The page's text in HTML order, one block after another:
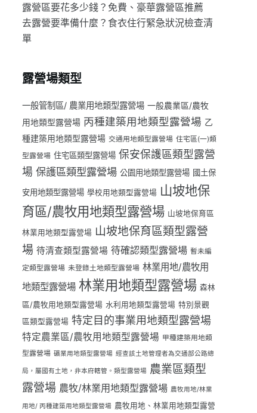
露營區要花多少錢？免費、豪華露營區推薦
去露營要準備什麼？食衣住行緊急狀況檢查清
單
露營場類型
一般管制區/ 農業用地類型露營場 一般農業區/農牧
用地類型露營場 丙種建築用地類型露營場 乙
種建築用地類型露營場 交通用地類型露營場 住宅區(一)類
型露營場 住宅區類型露營場 保安保護區類型露營
場 保護區類型露營場 公園用地類型露營場 國土保
安用地類型露營場 學校用地類型露營場 山坡地保
育區/農牧用地類型露營場 山坡地保育區
林業用地類型露營場 山坡地保育區類型露營
場 待清查類型露營場 待確認類型露營場 暫未編
定類型露營場 未登錄土地類型露營場 林業用地/農牧用
地類型露營場 林業用地類型露營場 森林
區/農牧用地類型露營場 水利用地類型露營場 特別景觀
區類型露營場 特定目的事業用地類型露營場
特定農業區/農牧用地類型露營場 甲種建築用地類
型露營場 礦業用地類型露營場 經查該土地管理者為交通部公路總
局，屬國有土地，非本府轄管。類型露營場 農業區類型
露營場 農牧/林業用地類型露營場 農牧用地/林業
用地/ 丙種建築用地類型露營場 農牧用地、林業用地類型露營